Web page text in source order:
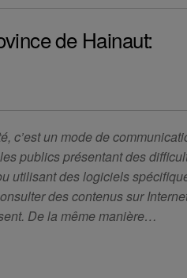
de Hainaut:
c’est un mode de
publics présentant des
utilisant des logiciels
des contenus sur
De la même manière…